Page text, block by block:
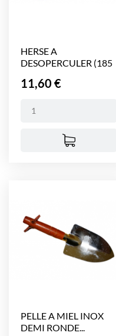
HERSE A
DESOPERCULER (185
Prix
11,60 €
PELLE A MIEL INOX
DEMI RONDE...